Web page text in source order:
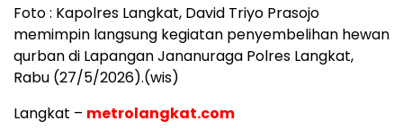
Foto : Kapolres Langkat, David Triyo Prasojo
memimpin langsung kegiatan penyembelihan hewan
qurban di Lapangan Jananuraga Polres Langkat,
Rabu (27/5/2026).(wis)
Langkat – metrolangkat.com